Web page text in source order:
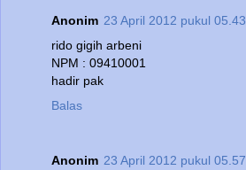
Anonim 23 April 2012 pukul 05.43
rido gigih arbeni
NPM : 09410001
hadir pak
Balas
Anonim 23 April 2012 pukul 05.57